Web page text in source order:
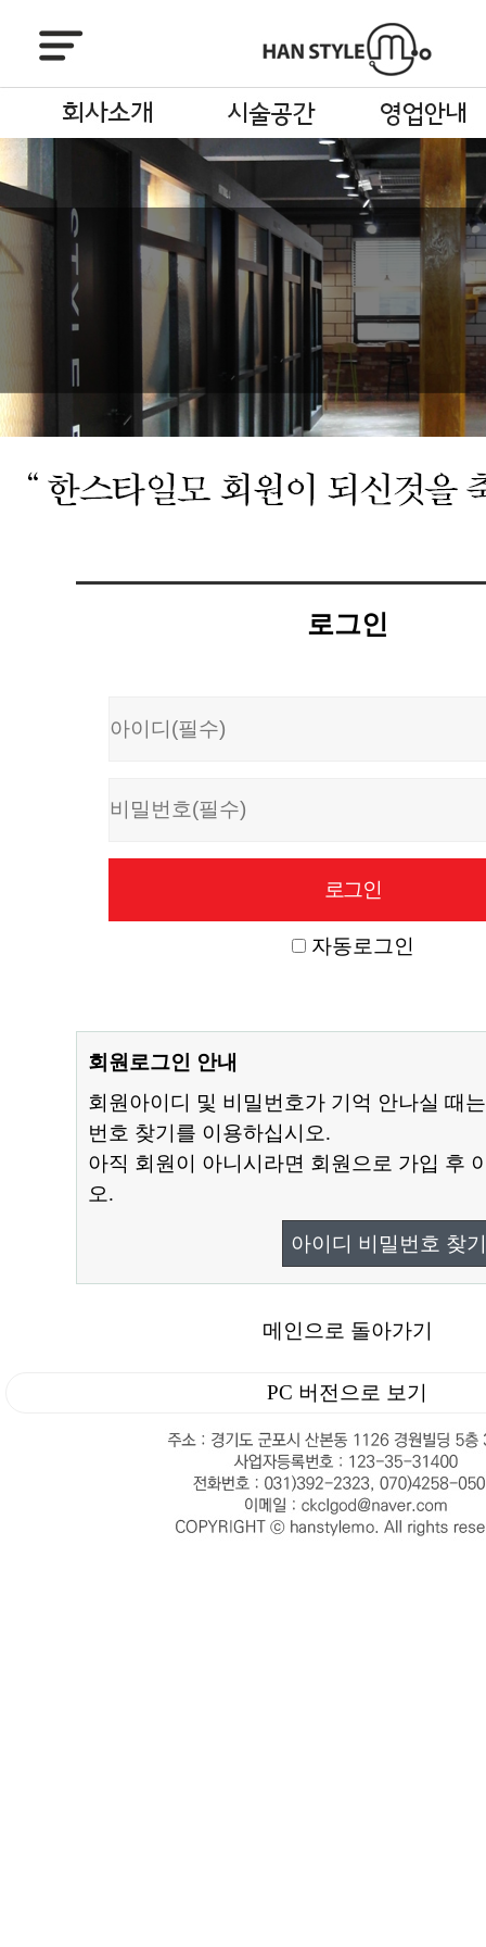
로그인
자동로그인
회원로그인 안내
회원아이디 및 비밀번호가 기억 안나실 때
번호 찾기를 이용하십시오.
아직 회원이 아니시라면 회원으로 가입 후
오.
아이디 비밀번호 찾기
메인으로 돌아가기
PC 버전으로 보기